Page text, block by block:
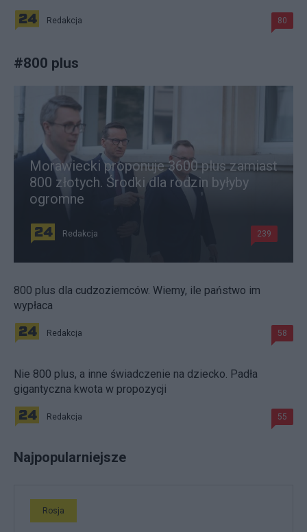
Redakcja 80
#800 plus
Morawiecki proponuje 3600 plus zamiast
800 złotych. Środki dla rodzin byłyby
ogromne
Redakcja 239
800 plus dla cudzoziemców. Wiemy, ile państwo im
wypłaca
Redakcja 58
Nie 800 plus, a inne świadczenie na dziecko. Padła
gigantyczna kwota w propozycji
Redakcja 55
Najpopularniejsze
Rosja